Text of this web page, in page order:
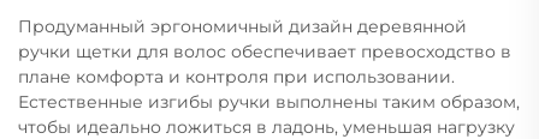
Продуманный эргономичный дизайн деревянной
ручки щетки для волос обеспечивает превосходство в
плане комфорта и контроля при использовании.
Естественные изгибы ручки выполнены таким образом,
чтобы идеально ложиться в ладонь, уменьшая нагрузку